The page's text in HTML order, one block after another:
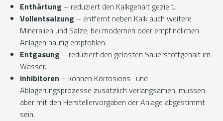
Enthärtung – reduziert den Kalkgehalt gezielt.
Vollentsalzung – entfernt neben Kalk auch weitere
Mineralien und Salze; bei modernen oder empfindlichen
Anlagen häufig empfohlen.
Entgasung – reduziert den gelösten Sauerstoffgehalt im
Wasser.
Inhibitoren – können Korrosions- und
Ablagerungsprozesse zusätzlich verlangsamen, müssen
aber mit den Herstellervorgaben der Anlage abgestimmt
sein.